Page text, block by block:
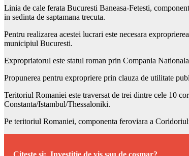
Linia de cale ferata Bucuresti Baneasa-Fetesti,
in sedinta de saptamana trecuta.
Pentru realizarea acestei lucrari este necesara
municipiul Bucuresti.
Expropriatorul este statul roman prin Compania
Propunerea pentru expropriere prin clauza de utilitate
Teritoriul Romaniei este traversat de trei dintre cele 10
Constanta/Istambul/Thessaloniki.
Pe teritoriul Romaniei, componenta feroviara a
Citeste si: Investitie de vis sau de cosmar?